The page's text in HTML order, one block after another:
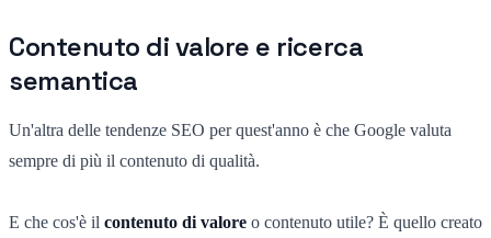
Contenuto di valore e ricerca
semantica
Un'altra delle tendenze SEO per quest'anno è che Google valuta
sempre di più il contenuto di qualità.
E che cos'è il contenuto di valore o contenuto utile? È quello creato